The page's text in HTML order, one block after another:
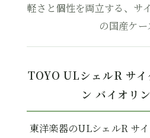
軽さと個性を両立する、サ
の国産ケー
TOYO ULシェルR サ
ン バイオリ
東洋楽器のULシェルR サ